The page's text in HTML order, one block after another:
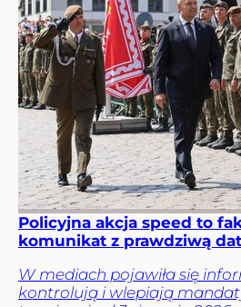
Policyjna akcja speed to
komunikat z prawdziwą
W mediach pojawiła się
kontrolują i wlepiają